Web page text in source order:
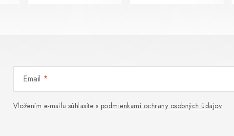
Email
Vložením e-mailu súhlasíte s podmienkami ochrany osobných údajov